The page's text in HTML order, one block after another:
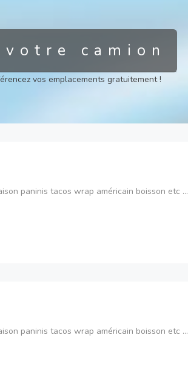
camion
vos emplacements gratuitement !
paninis tacos wrap américain boisson etc ...
paninis tacos wrap américain boisson etc ...